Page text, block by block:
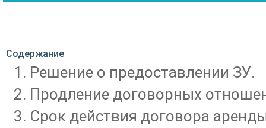
Содержание
Решение о предоставлении ЗУ.
Продление договорных
Срок действия договора